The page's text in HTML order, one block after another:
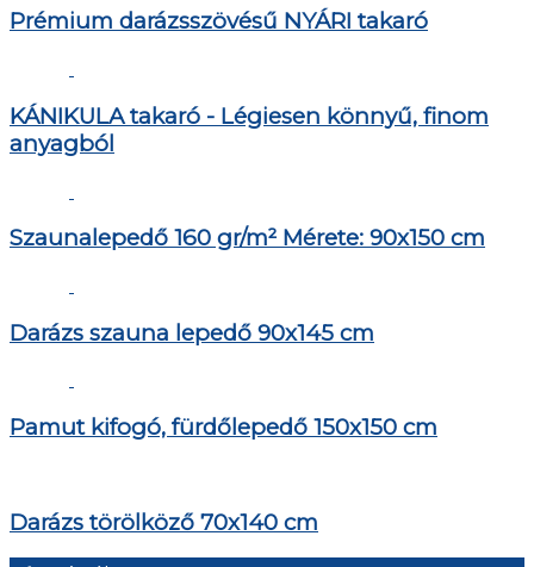
Prémium darázsszövésű NYÁRI takaró
KÁNIKULA takaró - Légiesen könnyű, finom
anyagból
Szaunalepedő 160 gr/m² Mérete: 90x150 cm
Darázs szauna lepedő 90x145 cm
Pamut kifogó, fürdőlepedő 150x150 cm
Darázs törölköző 70x140 cm